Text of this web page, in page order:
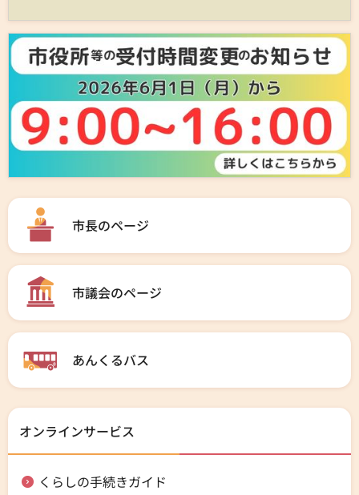
市長のページ
市議会のページ
あんくるバス
オンラインサービス
くらしの手続きガイド